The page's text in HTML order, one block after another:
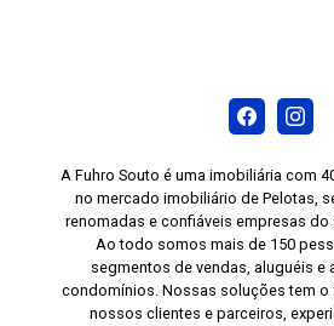
A Fuhro Souto é uma imobiliária com
no mercado imobiliário de Pelotas,
renomadas e confiáveis empresas
Ao todo somos mais de 150
segmentos de vendas, aluguéis e
condomínios. Nossas soluções tem
nossos clientes e parceiros,